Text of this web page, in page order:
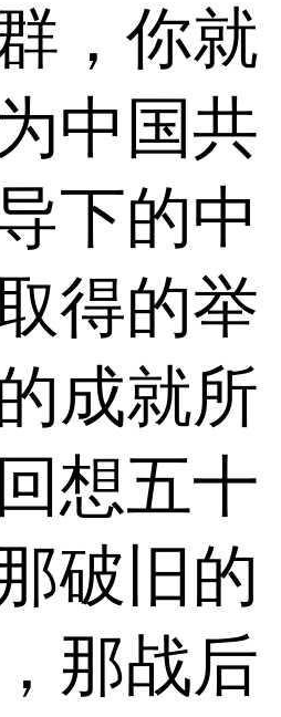
，你就
中国共
下的中
得的举
成就所
想五十
破旧的
那战后